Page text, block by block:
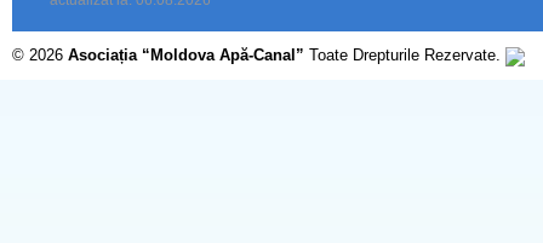
© 2026 Asociația “Moldova Apă-Canal” Toate Drepturile Rezervate.